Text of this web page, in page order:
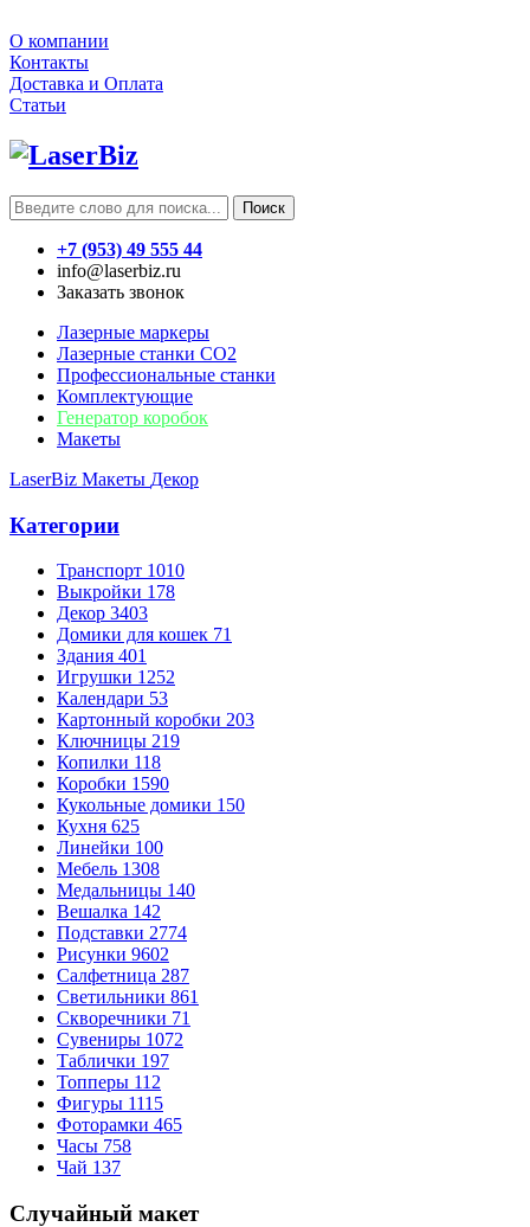
О компании
Контакты
Доставка и Оплата
Статьи
Поиск
+7 (953) 49 555 44
info@laserbiz.ru
Заказать звонок
Лазерные маркеры
Лазерные станки CO2
Профессиональные станки
Комплектующие
Генератор коробок
Макеты
LaserBiz Макеты Декор
Категории
Транспорт 1010
Выкройки 178
Декор 3403
Домики для кошек 71
Здания 401
Игрушки 1252
Календари 53
Картонный коробки 203
Ключницы 219
Копилки 118
Коробки 1590
Кукольные домики 150
Кухня 625
Линейки 100
Мебель 1308
Медальницы 140
Вешалка 142
Подставки 2774
Рисунки 9602
Салфетница 287
Светильники 861
Скворечники 71
Сувениры 1072
Таблички 197
Топперы 112
Фигуры 1115
Фоторамки 465
Часы 758
Чай 137
Случайный макет